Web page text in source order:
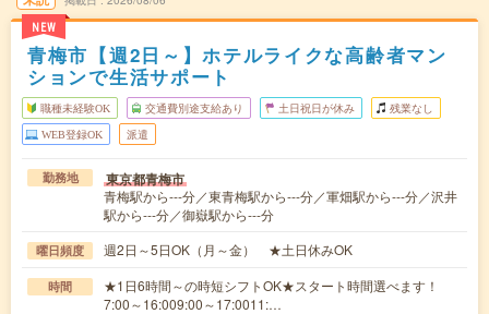
NEW
青梅市【週2日～】ホテルライクな高齢者マン
ションで生活サポート
職種未経験OK 交通費別途支給あり 土日祝日が休み 残業なし
WEB登録OK 派遣
勤務地 東京都青梅市
青梅駅から---分／東青梅駅から---分／軍畑駅から---分／沢井
駅から---分／御嶽駅から---分
曜日頻度 週2日～5日OK（月～金） ★土日休みOK
時間
★1日6時間～の時短シフトOK★スタート時間選べます！
7:00～16:009:00～17:0011:…